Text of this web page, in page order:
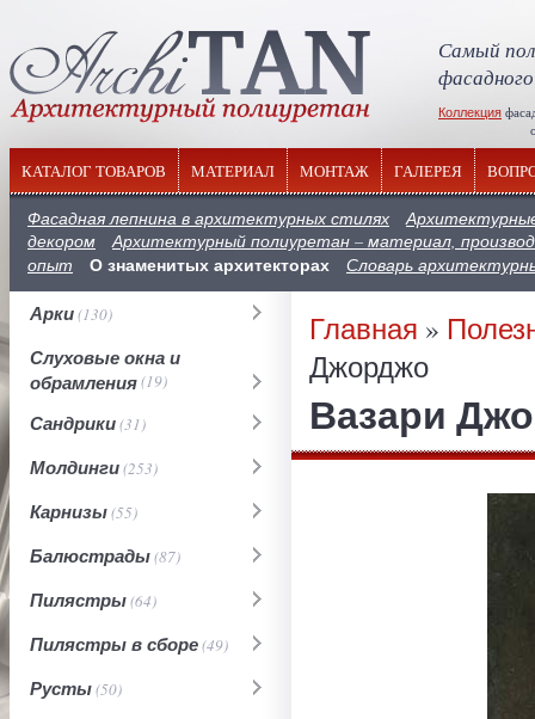
Самый
Коллекция
КАТАЛОГ ТОВАРОВ МАТЕРИАЛ МОНТАЖ ГАЛЕРЕЯ
Фасадная лепнина в архитектурных стилях
декором
Архитектурный полиуретан – материал,
опыт
О знаменитых архитекторах Словарь
Арки(130)
Слуховые окна и
обрамления(19)
Сандрики(31)
Молдинги(253)
Карнизы(55)
Балюстрады(87)
Пилястры(64)
Пилястры в сборе(49)
Русты(50)
Главная »
Джорджо
Вазари